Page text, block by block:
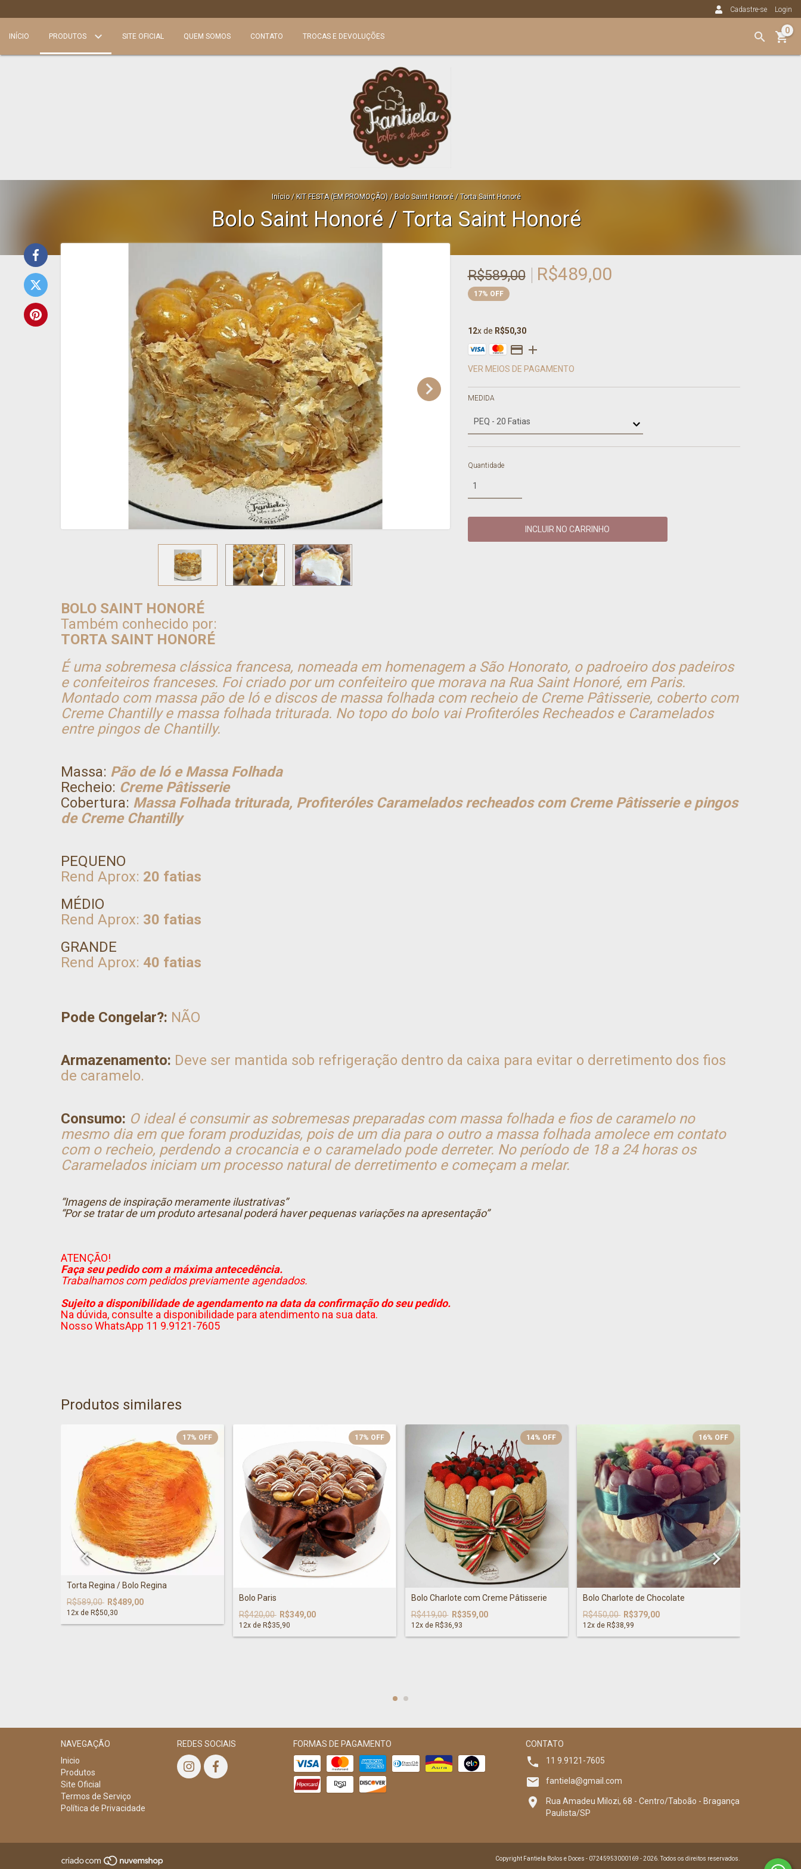
Cadastre-se Login
INÍCIO PRODUTOS SITE OFICIAL QUEM SOMOS CONTATO TROCAS E DEVOLUÇÕES
0
Início / KIT FESTA (EM PROMOÇÃO) / Bolo Saint Honoré / Torta Saint Honoré
Bolo Saint Honoré / Torta Saint Honoré
R$589,00 R$489,00
17% OFF
12x de R$50,30
VER MEIOS DE PAGAMENTO
MEDIDA
Quantidade
BOLO SAINT HONORÉ
Também conhecido por:
TORTA SAINT HONORÉ
É uma sobremesa clássica francesa, nomeada em homenagem a São Honorato, o padroeiro dos padeiros
e confeiteiros franceses. Foi criado por um confeiteiro que morava na Rua Saint Honoré, em Paris.
Montado com massa pão de ló e discos de massa folhada com recheio de Creme Pâtisserie, coberto com
Creme Chantilly e massa folhada triturada. No topo do bolo vai Profiteróles Recheados e Caramelados
entre pingos de Chantilly.
Massa: Pão de ló e Massa Folhada
Recheio: Creme Pâtisserie
Cobertura: Massa Folhada triturada, Profiteróles Caramelados recheados com Creme Pâtisserie e pingos
de Creme Chantilly
PEQUENO
Rend Aprox: 20 fatias
MÉDIO
Rend Aprox: 30 fatias
GRANDE
Rend Aprox: 40 fatias
Pode Congelar?: NÃO
Armazenamento: Deve ser mantida sob refrigeração dentro da caixa para evitar o derretimento dos fios
de caramelo.
Consumo: O ideal é consumir as sobremesas preparadas com massa folhada e fios de caramelo no
mesmo dia em que foram produzidas, pois de um dia para o outro a massa folhada amolece em contato
com o recheio, perdendo a crocancia e o caramelado pode derreter. No período de 18 a 24 horas os
Caramelados iniciam um processo natural de derretimento e começam a melar.
“Imagens de inspiração meramente ilustrativas”
“Por se tratar de um produto artesanal poderá haver pequenas variações na apresentação”
ATENÇÃO!
Faça seu pedido com a máxima antecedência.
Trabalhamos com pedidos previamente agendados.
Sujeito a disponibilidade de agendamento na data da confirmação do seu pedido.
Na dúvida, consulte a disponibilidade para atendimento na sua data.
Nosso WhatsApp 11 9.9121-7605
Produtos similares
17% OFF
Torta Regina / Bolo Regina
R$589,00 R$489,00
12x de R$50,30
17% OFF
Bolo Paris
R$420,00 R$349,00
12x de R$35,90
14% OFF
Bolo Charlote com Creme Pâtisserie
R$419,00 R$359,00
12x de R$36,93
16% OFF
Bolo Charlote de Chocolate
R$450,00 R$379,00
12x deR$38,99
NAVEGAÇÃO
Inicio
Produtos
Site Oficial
Termos de Serviço
Política de Privacidade
REDES SOCIAIS FORMAS DE PAGAMENTO
CONTATO
11 9.9121-7605
fantiela@gmail.com
Rua Amadeu Milozi, 68 - Centro/Taboão - Bragança
Paulista/SP
Copyright Fantiela Bolos e Doces - 07245953000169 - 2026. Todos os direitos reservados.